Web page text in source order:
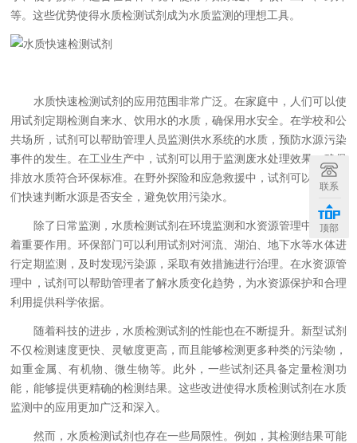
等。这些优势使得水质检测试剂成为水质监测的理想工具。
水质快速检测试剂的应用范围非常广泛。在家庭中，人们可以使
用试剂定期检测自来水、饮用水的水质，确保用水安全。在学校和公
共场所，试剂可以帮助管理人员监测供水系统的水质，预防水源污染
事件的发生。在工业生产中，试剂可以用于监测废水处理效果，确保
排放水质符合环保标准。在野外探险和应急救援中，试剂可以帮助人
们快速判断水源是否安全，避免饮用污染水。
除了日常监测，水质检测试剂在环境监测和水资源管理中也发挥
着重要作用。环保部门可以利用试剂对河流、湖泊、地下水等水体进
行定期监测，及时发现污染源，采取有效措施进行治理。在水资源管
理中，试剂可以帮助管理者了解水质变化趋势，为水资源保护和合理
利用提供科学依据。
随着科技的进步，水质检测试剂的性能也在不断提升。新型试剂
不仅检测速度更快、灵敏度更高，而且能够检测更多种类的污染物，
如重金属、有机物、微生物等。此外，一些试剂还具备定量检测功
能，能够提供更精确的检测结果。这些改进使得水质检测试剂在水质
监测中的应用更加广泛和深入。
然而，水质检测试剂也存在一些局限性。例如，其检测结果可能
联系
顶部